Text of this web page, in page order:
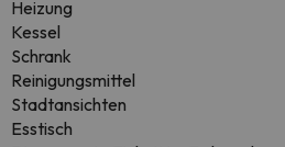
Heizung
Kessel
Schrank
Reinigungsmittel
Stadtansichten
Esstisch